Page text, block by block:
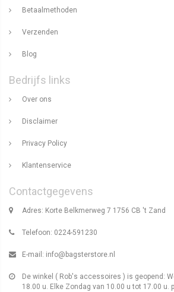
Betaalmethoden
Verzenden
Blog
Bedrijfs links
Over ons
Disclaimer
Privacy Policy
Klantenservice
Contactgegevens
Adres: Korte Belkmerweg 7 1756 CB 't Zand
Telefoon: 0224-591230
E-mail: info@bagsterstore.nl
De winkel ( Rob's accessoires ) is geopend:
18.00 u. Elke Zondag van 10.00 u tot 17.00 u.